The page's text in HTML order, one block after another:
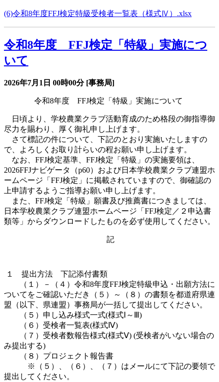
(6)令和8年度FFJ検定特級受検者一覧表（様式Ⅳ）.xlsx
令和8年度 FFJ検定「特級」実施につ
いて
2026年7月1日 00時00分 [事務局]
令和8年度 FFJ検定「特級」実施について
日頃より、学校農業クラブ活動育成のため格段の御指導御
尽力を賜わり、厚く御礼申し上げます。
さて標記の件について、下記のとおり実施いたしますの
で、よろしくお取り計らいの程お願い申し上げます。
なお、 FFJ検定基準、 FFJ検定「特級」の実施要領は、
2026FFJナビゲータ（p60）および日本学校農業クラブ連盟ホ
ームページ「 FFJ検定」に掲載されていますので、御確認の
上申請するようご指導お願い申し上げます。
また、 FFJ検定「特級」願書及び推薦書につきましては、
日本学校農業クラブ連盟ホームページ「 FFJ検定／２申込書
類等」からダウンロードしたものを必ず使用してください。
記
１ 提出方法 下記添付書類
（１）－（４）令和8年度FFJ検定特級申込・出願方法に
ついてをご確認いただき（５）～（８）の書類を都道府県連
盟（以下、県連盟）事務局が一括して提出してください。
（５）申し込み様式一式(様式 ～
Ⅲ)
（６）受検者一覧表(様式 Ⅳ)
（７）受検者数報告様式(様式Ⅴ) (受検者がいない場合の
み提出する)
（８）プロジェクト報告書
※（５）、（６）、（７）はメールにて下記の要領で
提出してください。